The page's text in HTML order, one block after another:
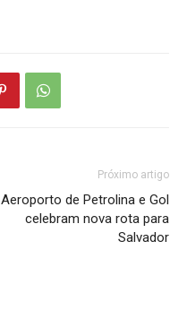
Próximo artigo
Aeroporto de Petrolina e Gol
celebram nova rota para
Salvador